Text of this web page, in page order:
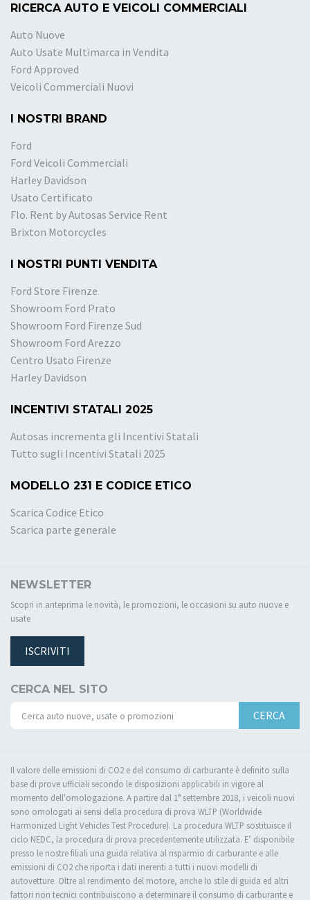
RICERCA AUTO E VEICOLI COMMERCIALI
Auto Nuove
Auto Usate Multimarca in Vendita
Ford Approved
Veicoli Commerciali Nuovi
I NOSTRI BRAND
Ford
Ford Veicoli Commerciali
Harley Davidson
Usato Certificato
Flo. Rent by Autosas Service Rent
Brixton Motorcycles
I NOSTRI PUNTI VENDITA
Ford Store Firenze
Showroom Ford Prato
Showroom Ford Firenze Sud
Showroom Ford Arezzo
Centro Usato Firenze
Harley Davidson
INCENTIVI STATALI 2025
Autosas incrementa gli Incentivi Statali
Tutto sugli Incentivi Statali 2025
MODELLO 231 E CODICE ETICO
Scarica Codice Etico
Scarica parte generale
NEWSLETTER
Scopri in anteprima le novità, le promozioni, le occasioni su auto nuove e
usate
ISCRIVITI
CERCA NEL SITO
CERCA
Il valore delle emissioni di CO2 e del consumo di carburante è definito sulla
base di prove ufficiali secondo le disposizioni applicabili in vigore al
momento dell'omologazione. A partire dal 1° settembre 2018, i veicoli nuovi
sono omologati ai sensi della procedura di prova WLTP (Worldwide
Harmonized Light Vehicles Test Procedure). La procedura WLTP sostituisce il
ciclo NEDC, la procedura di prova precedentemente utilizzata. E’ disponibile
presso le nostre filiali una guida relativa al risparmio di carburante e alle
emissioni di CO2 che riporta i dati inerenti a tutti i nuovi modelli di
autovetture. Oltre al rendimento del motore, anche lo stile di guida ed altri
fattori non tecnici contribuiscono a determinare il consumo di carburante e